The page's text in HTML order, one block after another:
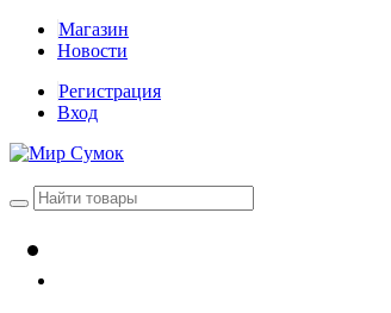
Магазин
Новости
Регистрация
Вход